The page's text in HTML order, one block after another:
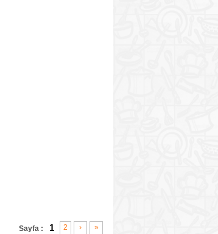
Sayfa : 1 2 › »